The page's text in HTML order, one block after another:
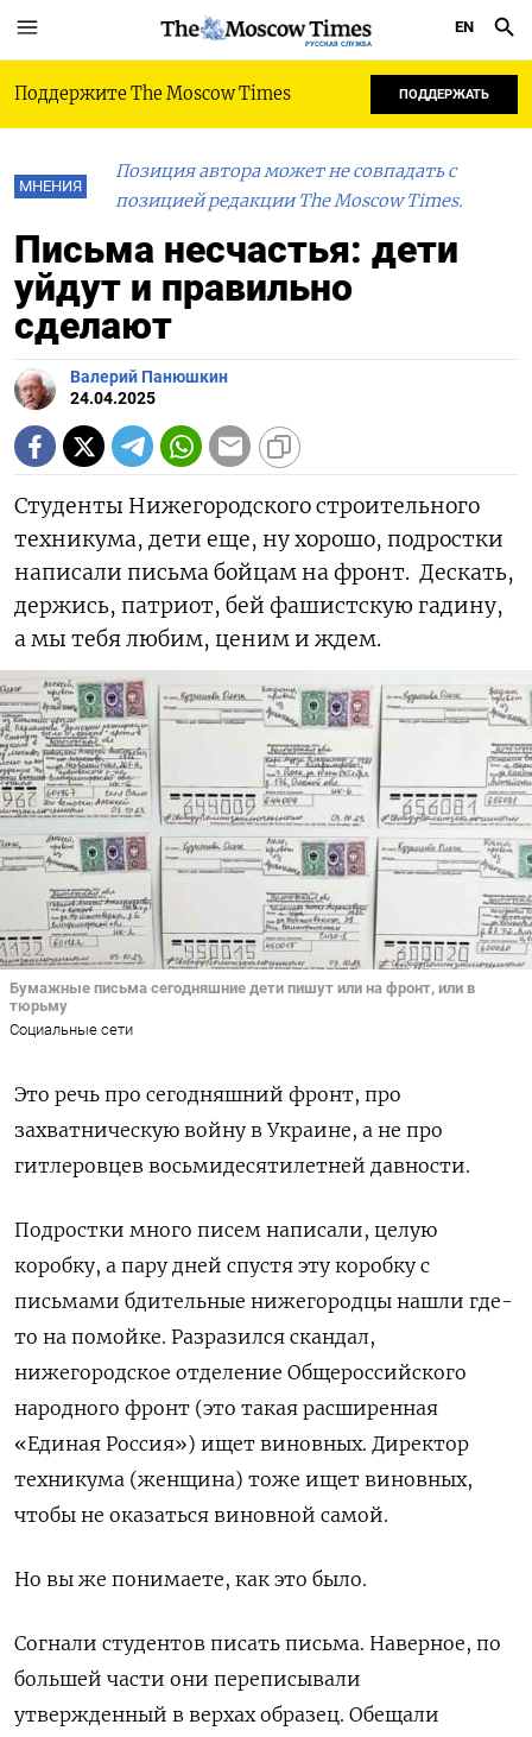
РУССКАЯ СЛУЖБА
EN
Поддержите The Moscow Times ПОДДЕРЖАТЬ
МНЕНИЯ
Позиция автора может не совпадать с
позицией редакции The Moscow Times.
Письма несчастья: дети
уйдут и правильно
сделают
Валерий Панюшкин
24.04.2025
Студенты Нижегородского строительного
техникума, дети еще, ну хорошо, подростки
написали письма бойцам на фронт. Дескать,
держись, патриот, бей фашистскую гадину,
а мы тебя любим, ценим и ждем.
Бумажные письма сегодняшние дети пишут или на фронт, или в
тюрьму
Социальные сети
Это речь про сегодняшний фронт, про
захватническую войну в Украине, а не про
гитлеровцев восьмидесятилетней давности.
Подростки много писем написали, целую
коробку, а пару дней спустя эту коробку с
письмами бдительные нижегородцы нашли где-
то на помойке. Разразился скандал,
нижегородское отделение Общероссийского
народного фронт (это такая расширенная
«Единая Россия») ищет виновных. Директор
техникума (женщина) тоже ищет виновных,
чтобы не оказаться виновной самой.
Но вы же понимаете, как это было.
Согнали студентов писать письма. Наверное, по
большей части они переписывали
утвержденный в верхах образец. Обещали